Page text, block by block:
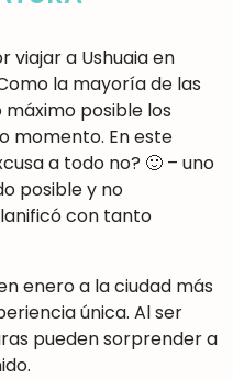
viajar a Ushuaia en
la mayoría de las
posible los
momento. En este
a todo no? 🙂 – uno
posible y no
con tanto
enero a la ciudad más
única. Al ser
pueden sorprender a